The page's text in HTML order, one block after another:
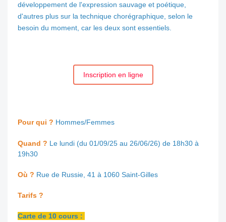
développement de l'expression sauvage et poétique,
d'autres plus sur la technique chorégraphique, selon le
besoin du moment, car les deux sont essentiels.
Inscription en ligne
Pour qui ? Hommes/Femmes
Quand ? Le lundi (du 01/09/25 au 26/06/26) de 18h30 à
19h30
Où ? Rue de Russie, 41 à 1060 Saint-Gilles
Tarifs ?
Carte de 10 cours :